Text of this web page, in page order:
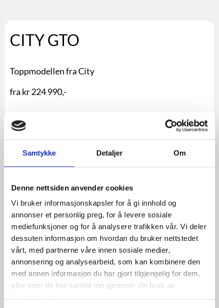
Samtykke Detaljer Om
Denne nettsiden anvender cookies
Vi bruker informasjonskapsler for å gi innhold og
annonser et personlig preg, for å levere sosiale
mediefunksjoner og for å analysere trafikken vår. Vi deler
dessuten informasjon om hvordan du bruker nettstedet
vårt, med partnerne våre innen sosiale medier,
annonsering og analysearbeid, som kan kombinere den
med annen informasjon du har gjort tilgjengelig for dem,
eller som de har samlet inn gjennom din bruk av
CITY GTO
Toppmodellen fra City
fra kr 224 990,-
LES MER